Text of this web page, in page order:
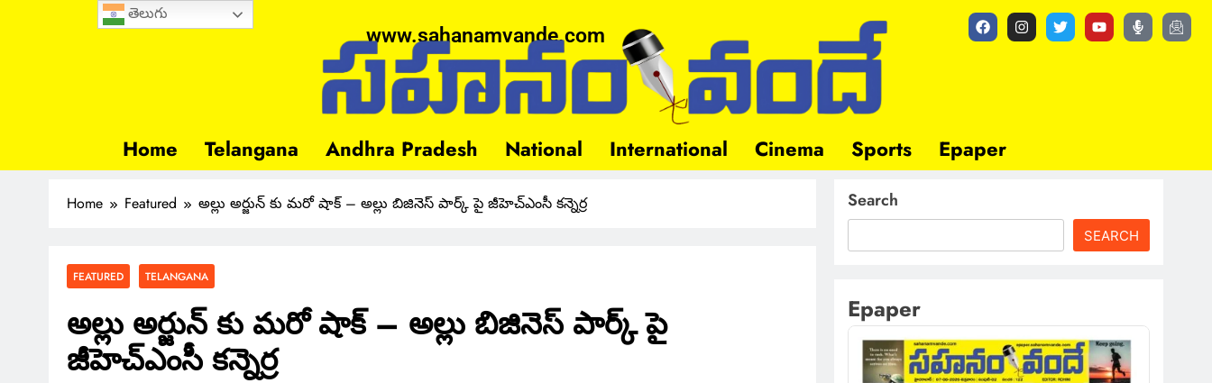
www.sahanamvande.com
Home Telangana Andhra Pradesh National International Cinema Sports Epaper
Home Featured అల్లు అర్జున్ కు మరో షాక్ – అల్లు బిజినెస్ పార్క్‌ పై జీహెచ్ఎంసీ కన్నెర్ర
FEATURED TELANGANA
అల్లు అర్జున్ కు మరో షాక్ – అల్లు బిజినెస్ పార్క్‌ పై
జీహెచ్ఎంసీ కన్నెర్ర
Search
SEARCH
Epaper
తెలుగు